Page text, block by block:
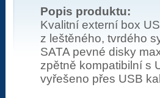
Popis produktu:
Kvalitní externí box
z leštěného, tvrdého
SATA pevné disky
zpětně kompatibilní s
vyřešeno přes USB